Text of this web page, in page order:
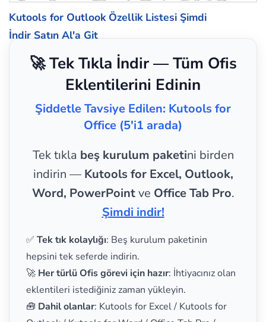
Kutools for Outlook Özellik Listesi Şimdi
İndir Satın Al'a Git
🚀 Tek Tıkla İndir — Tüm Ofis
Eklentilerini Edinin
Şiddetle Tavsiye Edilen: Kutools for
Office (5'i1 arada)
Tek tıkla beş kurulum paketini birden
indirin — Kutools for Excel, Outlook,
Word, PowerPointve Office Tab Pro.
Şimdi indir!
✅ Tek tık kolaylığı: Beş kurulum paketinin
hepsini tek seferde indirin.
🚀 Her türlü Ofis görevi için hazır: İhtiyacınız olan
eklentileri istediğiniz zaman yükleyin.
🧰 Dahil olanlar: Kutools for Excel / Kutools for